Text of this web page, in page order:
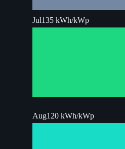
Jul135 kWh/kWp
Aug120 kWh/kWp